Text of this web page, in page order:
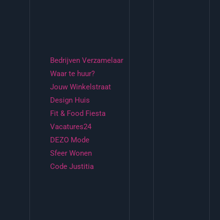
Bedrijven Verzamelaar
Waar te huur?
Jouw Winkelstraat
Design Huis
Fit & Food Fiesta
Vacatures24
DEZO Mode
Sfeer Wonen
Code Justitia